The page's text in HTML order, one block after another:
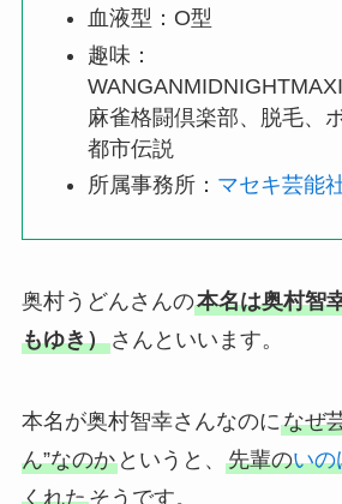
血液型：O型
趣味：
麻雀格闘倶楽部、脱毛、
都市伝説
所属事務所： マセキ芸能
奥村うどんさんの本名は奥村智
もゆき）さんといいます。
本名が奥村智幸さんなのになぜ
ん”なのかというと、 先輩のいの
くれたそうです。